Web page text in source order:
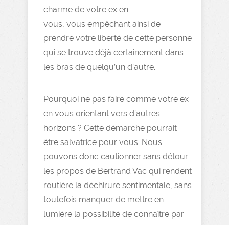
charme de votre ex en
vous, vous empêchant ainsi de
prendre votre liberté de cette personne
qui se trouve déjà certainement dans
les bras de quelqu’un d’autre.
Pourquoi ne pas faire comme votre ex
en vous orientant vers d’autres
horizons ? Cette démarche pourrait
être salvatrice pour vous. Nous
pouvons donc cautionner sans détour
les propos de Bertrand Vac qui rendent
routière la déchirure sentimentale, sans
toutefois manquer de mettre en
lumière la possibilité de connaître par